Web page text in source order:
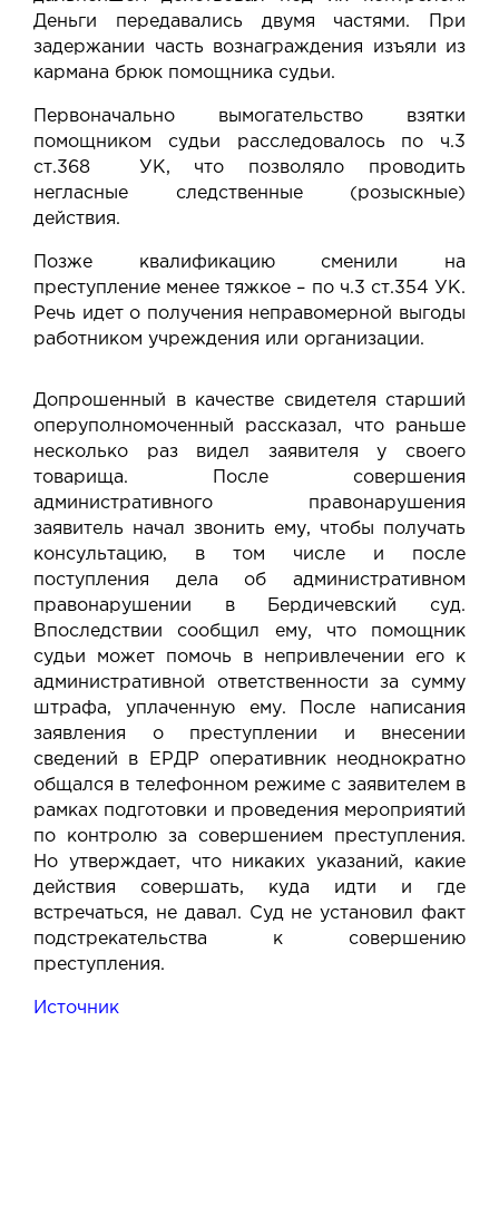
Деньги передавались двумя частями. При
задержании часть вознаграждения изъяли из
кармана брюк помощника судьи.
Первоначально вымогательство взятки
помощником судьи расследовалось по ч.3
ст.368 УК, что позволяло проводить
негласные следственные (розыскные)
действия.
Позже квалификацию сменили на
преступление менее тяжкое – по ч.3 ст.354 УК.
Речь идет о получения неправомерной выгоды
работником учреждения или организации.
Допрошенный в качестве свидетеля старший
оперуполномоченный рассказал, что раньше
несколько раз видел заявителя у своего
товарища. После совершения
административного правонарушения
заявитель начал звонить ему, чтобы получать
консультацию, в том числе и после
поступления дела об административном
правонарушении в Бердичевский суд.
Впоследствии сообщил ему, что помощник
судьи может помочь в непривлечении его к
административной ответственности за сумму
штрафа, уплаченную ему. После написания
заявления о преступлении и внесении
сведений в ЕРДР оперативник неоднократно
общался в телефонном режиме с заявителем в
рамках подготовки и проведения мероприятий
по контролю за совершением преступления.
Но утверждает, что никаких указаний, какие
действия совершать, куда идти и где
встречаться, не давал. Суд не установил факт
подстрекательства к совершению
преступления.
Источник